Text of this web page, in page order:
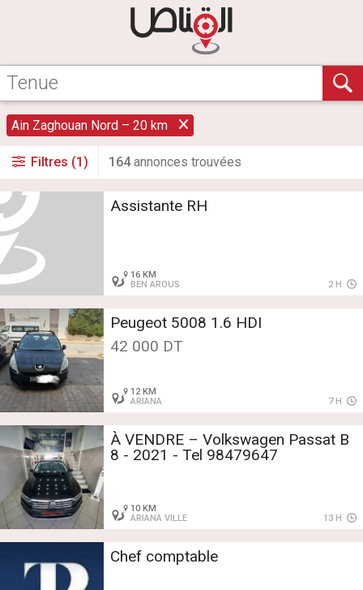
Ain Zaghouan Nord – 20 km
Filtres (1) 164annonces trouvées
Assistante RH
16 KM
BEN AROUS
2 H
Peugeot 5008 1.6 HDI
42 000 DT
12 KM
ARIANA
7 H
À VENDRE – Volkswagen Passat B
8 - 2021 - Tel 98479647
10 KM
ARIANA VILLE
13 H
Chef comptable